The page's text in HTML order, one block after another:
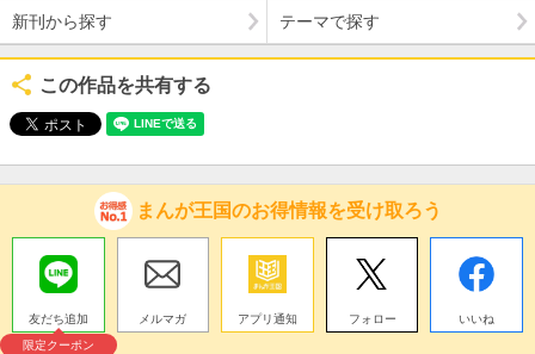
新刊から探す テーマで探す
この作品を共有する
まんが王国のお得情報を受け取ろう
友だち追加
限定クーポン
メルマガ アプリ通知 フォロー いいね